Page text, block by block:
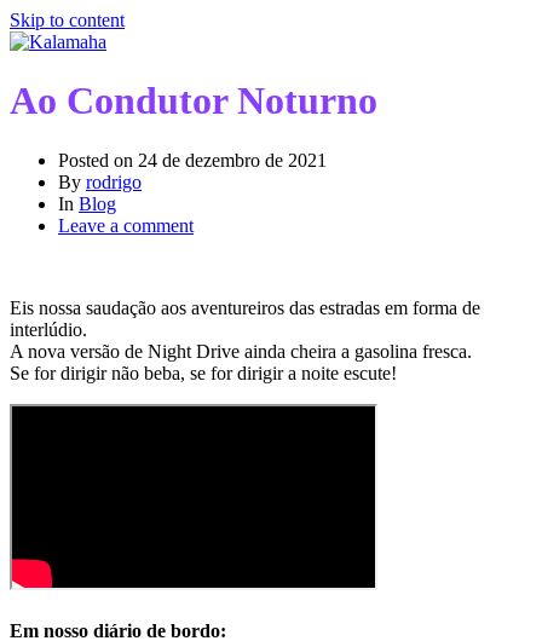
Skip to content
Ao Condutor Noturno
Posted on 24 de dezembro de 2021
By rodrigo
In Blog
Leave a comment
Eis nossa saudação aos aventureiros das estradas em forma de
interlúdio.
A nova versão de Night Drive ainda cheira a gasolina fresca.
Se for dirigir não beba, se for dirigir a noite escute!
Em nosso diário de bordo: